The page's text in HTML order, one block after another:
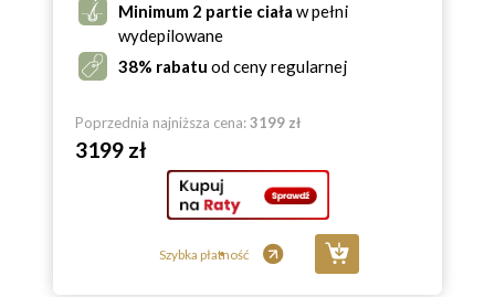
Minimum 2 partie ciała w pełni
wydepilowane
38% rabatu od ceny regularnej
Poprzednia najniższa cena:3199 zł
3199 zł
Szybka płatność